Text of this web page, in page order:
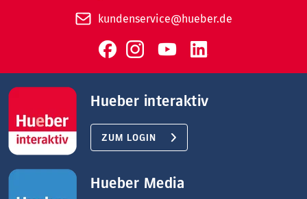
kundenservice@hueber.de
Hueber interaktiv
ZUM LOGIN
Hueber Media